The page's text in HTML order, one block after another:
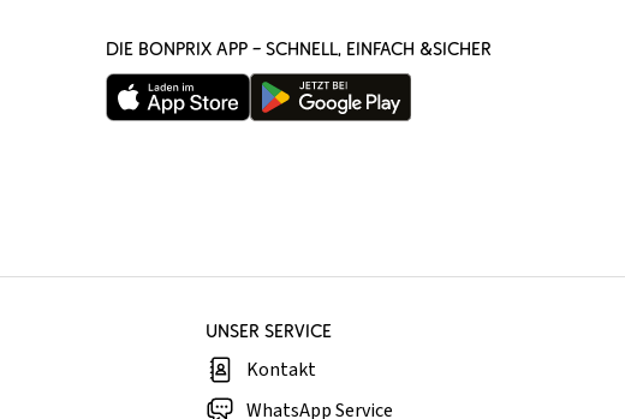
DIE BONPRIX APP – SCHNELL, EINFACH &SICHER
UNSER SERVICE
Kontakt
WhatsApp Service